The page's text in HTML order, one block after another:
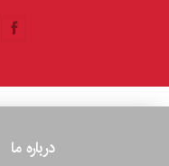
درباره ما